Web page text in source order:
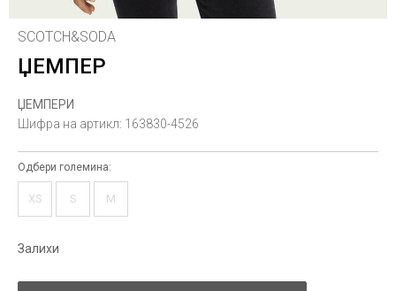
SCOTCH&SODA
ЏЕМПЕР
ЏЕМПЕРИ
Шифра на артикл: 163830-4526
Одбери големина:
XS S M
Залихи